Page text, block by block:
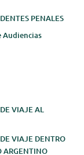
PENALES
Audiencias
VIAJE AL
VIAJE DENTRO
ARGENTINO